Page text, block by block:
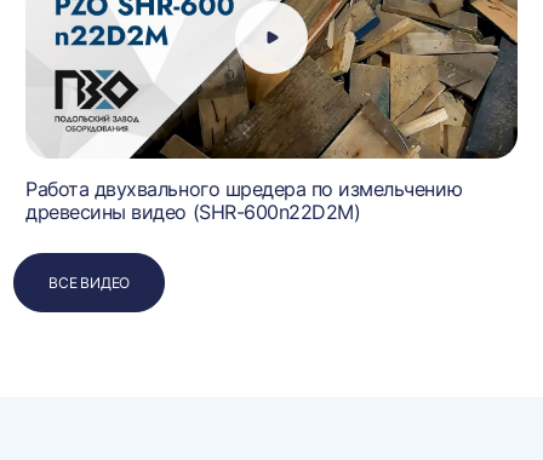
Работа двухвального шредера по измельчению
древесины видео (SHR-600n22D2M)
ВСЕ ВИДЕО